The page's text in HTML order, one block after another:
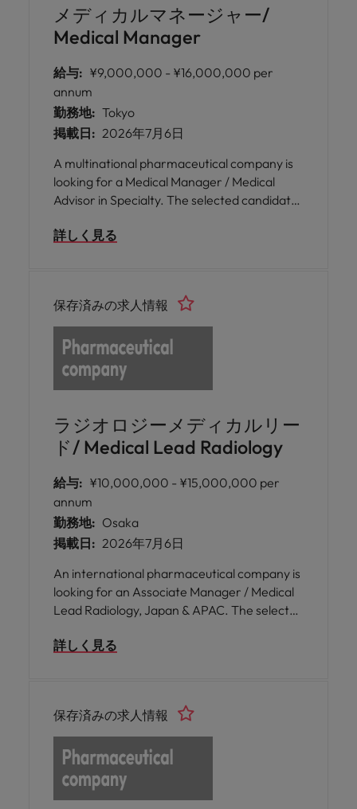
メディカルマネージャー/
Medical Manager
給与: ¥9,000,000 - ¥16,000,000 per
annum
勤務地: Tokyo
掲載日: 2026年7月6日
A multinational pharmaceutical company is
looking for a Medical Manager / Medical
Advisor in Specialty. The selected candidate
manage scientific collaborations, engage
詳しく見る
ラジオロジーメディカルリー
ド/ Medical Lead Radiology
保存済みの求人情報
給与: ¥10,000,000 - ¥15,000,000 per
annum
勤務地: Osaka
掲載日: 2026年7月6日
An international pharmaceutical company is
looking for an Associate Manager / Medical
Lead Radiology, Japan & APAC. The selected
generate scientific evidence, engage with
詳しく見る
保存済みの求人情報